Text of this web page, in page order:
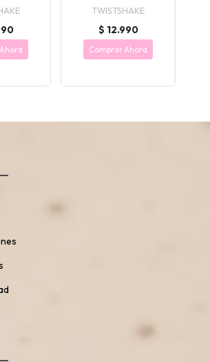
TWISTSHAKE
$ 12.990
Comprar Ahora